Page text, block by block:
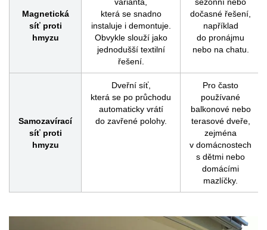
Magnetická
síť proti
hmyzu
která se snadno
instaluje i demontuje.
Obvykle slouží jako
jednodušší textilní
řešení.
dočasné řešení,
například
do pronájmu
nebo na chatu.
Samozavírací
síť proti
hmyzu
Dveřní síť,
která se po průchodu
automaticky vrátí
do zavřené polohy.
Pro často
používané
balkonové nebo
terasové dveře,
zejména
v domácnostech
s dětmi nebo
domácími
mazlíčky.